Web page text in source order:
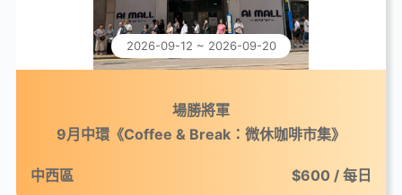
2026-09-12 ~ 2026-09-20
場勝將軍
9月中環《Coffee & Break：微休咖啡市集》
中西區 $600 / 每日